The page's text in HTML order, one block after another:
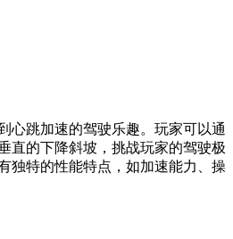
心跳加速的驾驶乐趣。玩家可以通
直的下降斜坡，挑战玩家的驾驶极
独特的性能特点，如加速能力、操